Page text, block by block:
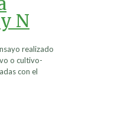
N
realizado
o cultivo-
con el